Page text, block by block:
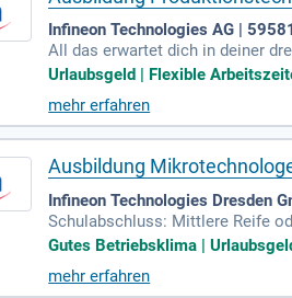
Infineon Technologies AG |
All das erwartet dich in deiner
Urlaubsgeld | Flexible
mehr erfahren
Ausbildung
Infineon Technologies Dresden
Schulabschluss: Mittlere Reife
ayer: Motivation und Teamgeist
Gutes Betriebsklima |
mehr erfahren